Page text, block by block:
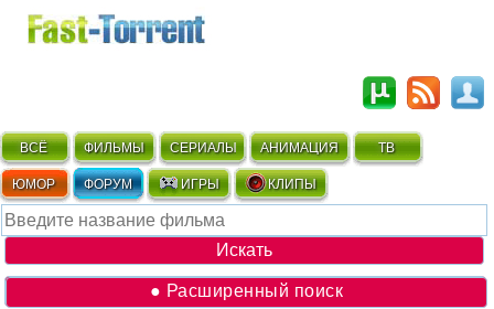
ВСЁ ФИЛЬМЫ СЕРИАЛЫ АНИМАЦИЯ ТВ
ЮМОР ФОРУМ ИГРЫ КЛИПЫ
● Расширенный поиск